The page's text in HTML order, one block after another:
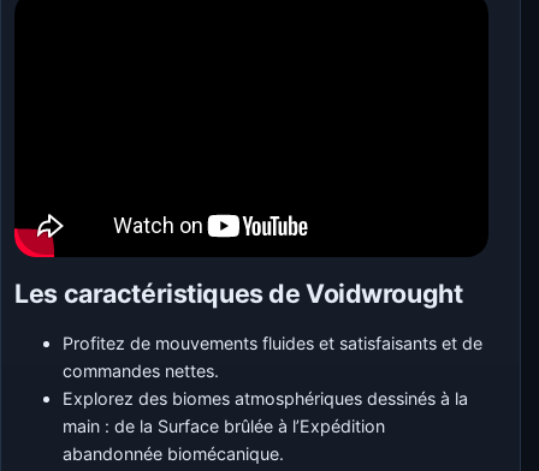
Les caractéristiques de Voidwrought
Profitez de mouvements fluides et satisfaisants et de
commandes nettes.
Explorez des biomes atmosphériques dessinés à la
main : de la Surface brûlée à l’Expédition
abandonnée biomécanique.